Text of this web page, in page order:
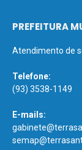
PREFEITURA
Atendimento de
Telefone:
(93) 3538-1149
E-mails: